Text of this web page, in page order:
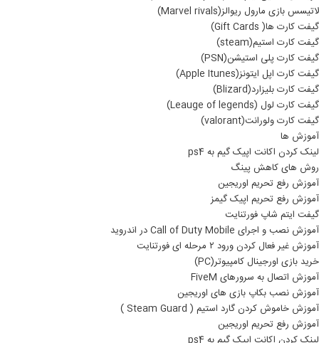
لاتیسس بازی مارول ریوالز(Marvel rivals)
گیفت کارت ها( Gift Cards)
گیفت کارت استیم(steam)
گیفت کارت پلی استیشن(PSN)
گیفت کارت اپل ایتونز(Apple Itunes)
گیفت کارت بلیزارد(Blizard)
گیفت کارت لول (Leauge of legends)
گیفت کارت ولورانت(valorant)
آموزش ها
لینک کردن اکانت اپیک گیم به ps4
روش های کاهش پینگ
آموزش رفع تحریم اوریجین
آموزش رفع تحریم اپیک گیمز
گیفت ایتم شاپ فورتنایت
آموزش نصب و اجرای Call of Duty Mobile در اندروید
آموزش غیر فعال کردن ورود ۲ مرحله ای فورتنایت
خرید بازی اورجینال کامپیوتر(PC)
آموزش اتصال به سرورهای FiveM
آموزش نصب بکاپ بازی های اوریجین
آموزش خاموش کردن گارد استیم ( Steam Guard )
آموزش رفع تحریم اوریجین